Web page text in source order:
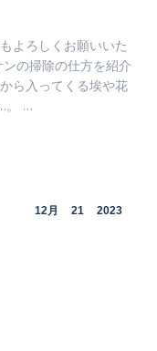
よろしくお願いいた
の掃除の仕方を紹介
ら入ってくる埃や花
。 …
12月 21 2023